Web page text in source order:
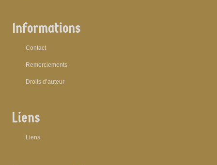
Informations
Contact
Remerciements
Droits d’auteur
Liens
Liens